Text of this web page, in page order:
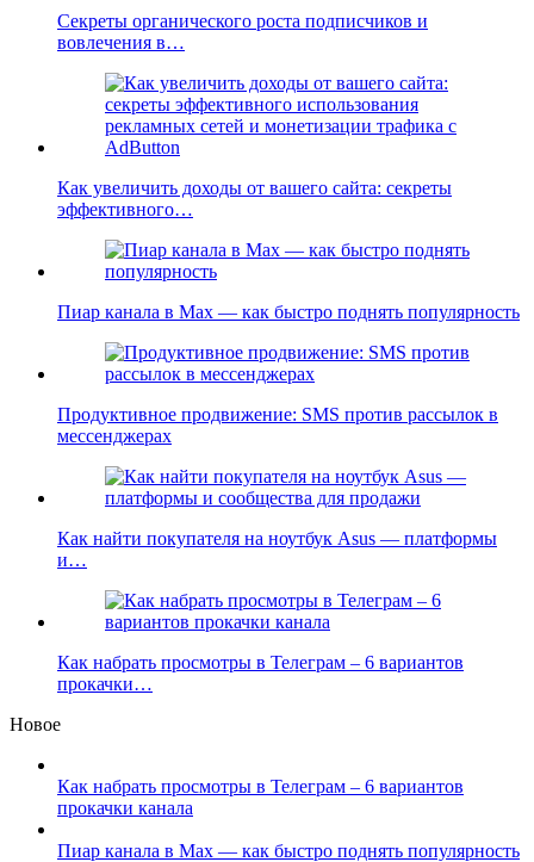
Секреты органического роста подписчиков и
вовлечения в…
Как увеличить доходы от вашего сайта: секреты
эффективного…
Пиар канала в Max — как быстро поднять популярность
Продуктивное продвижение: SMS против рассылок в
мессенджерах
Как найти покупателя на ноутбук Asus — платформы
и…
Как набрать просмотры в Телеграм – 6 вариантов
прокачки…
Новое
Как набрать просмотры в Телеграм – 6 вариантов
прокачки канала
Пиар канала в Max — как быстро поднять популярность